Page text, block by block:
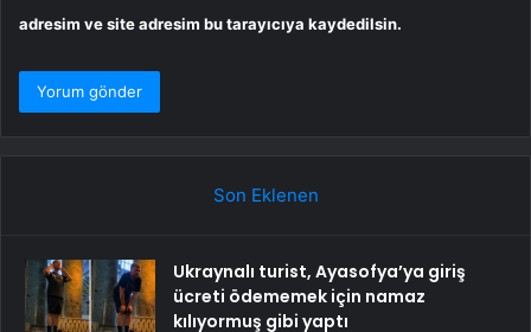
adresim ve site adresim bu tarayıcıya kaydedilsin.
Son Eklenen
Ukraynalı turist, Ayasofya’ya giriş
ücreti ödememek için namaz
kılıyormuş gibi yaptı